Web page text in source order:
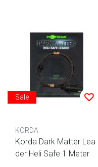
Sale
KORDA
Korda Dark Matter Lea
der Heli Safe 1 Meter